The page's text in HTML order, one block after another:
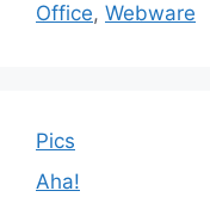
Office, Webware
Pics
Aha!